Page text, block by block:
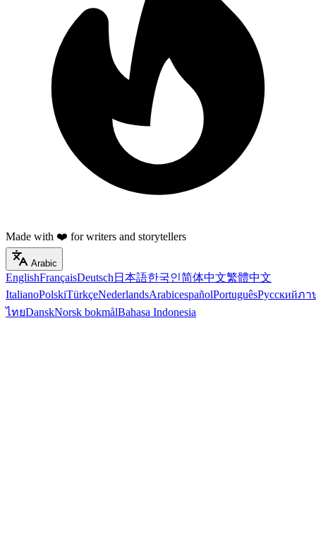
Made with ❤️ for writers and storytellers
Arabic
EnglishFrançaisDeutsch 日本語한국인简体中文繁體中文
ItalianoPolskiTürkçeNederlandsArabicespañolPortuguêsРусскийภา
ไทยDanskNorsk bokmålBahasa Indonesia